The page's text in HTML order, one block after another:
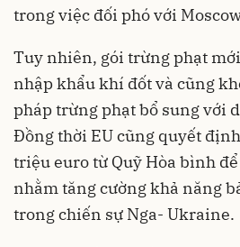
trong việc đối phó với
Tuy nhiên, gói trừng phạt
nhập khẩu khí đốt và cũng
pháp trừng phạt bổ sung với
Đồng thời EU cũng quyết
triệu euro từ Quỹ Hòa bình
nhằm tăng cường khả năng
trongchiến sự Nga- Ukraine.